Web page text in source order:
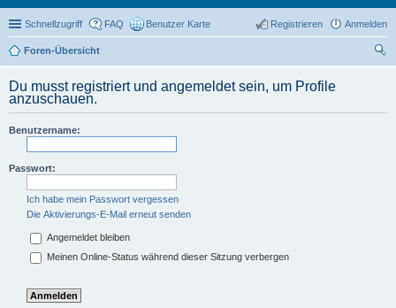
Schnellzugriff FAQ Benutzer Karte Anmelden
Registrieren
Foren-Übersicht
Du musst registriert und angemeldet sein, um Profile
anzuschauen.
Benutzername:
Passwort:
Ich habe mein Passwort vergessen
Die Aktivierungs-E-Mail erneut senden
Angemeldet bleiben
Meinen Online-Status während dieser Sitzung verbergen